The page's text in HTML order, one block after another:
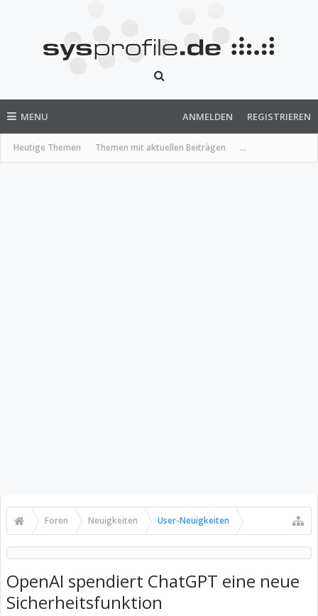
MENU
Heutige Themen Themen mit aktuellen Beiträgen ...
ANMELDEN REGISTRIEREN
Foren Neuigkeiten User-Neuigkeiten
OpenAI spendiert ChatGPT eine neue
Sicherheitsfunktion